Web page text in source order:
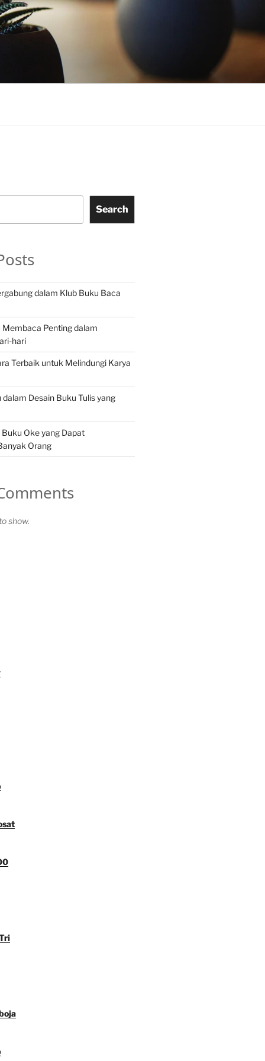
Search
dalam Klub Buku Baca
Penting dalam
hari
Terbaik untuk Melindungi Karya
Desain Buku Tulis yang
Oke yang Dapat
Orang
show.